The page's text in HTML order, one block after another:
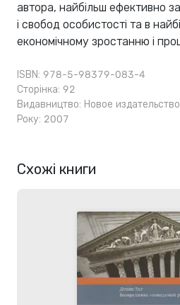
автора, найбільш ефективно
і свобод особистості та в
економічному зростанню і
ISBN: 978-5-98379-083-4
Сторінка: 92
Видавництво: Новое издательство
Року: 2007
Схожі книги